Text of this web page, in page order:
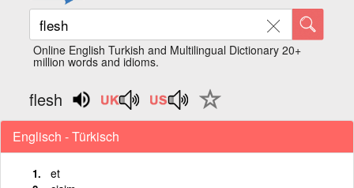
Online English Turkish and Multilingual Dictionary 20+
million words and idioms.
flesh
Englisch - Türkisch
et